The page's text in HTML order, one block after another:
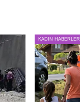
KADIN HABERLERİ